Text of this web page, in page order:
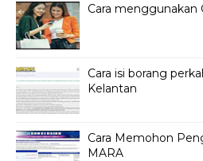
Cara menggunakan
Cara isi borang
Kelantan
Cara Memohon
MARA